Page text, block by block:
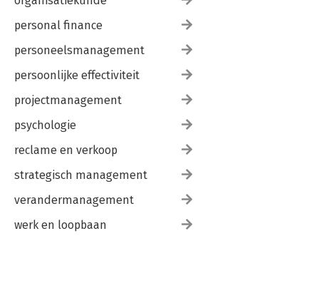
personal finance
personeelsmanagement
persoonlijke effectiviteit
projectmanagement
psychologie
reclame en verkoop
strategisch management
verandermanagement
werk en loopbaan